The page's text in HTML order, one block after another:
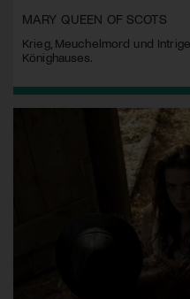
MARY QUEEN OF SCOTS
Krieg, Meuchelmord und
Könighauses.